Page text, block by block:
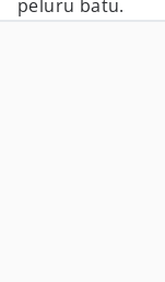
peluru batu.